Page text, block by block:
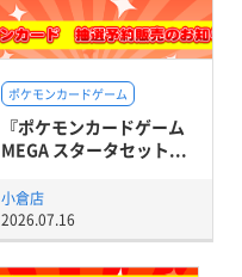
ポケモンカードゲーム
『ポケモンカードゲーム
MEGA スタータセット...
小倉店
2026.07.16